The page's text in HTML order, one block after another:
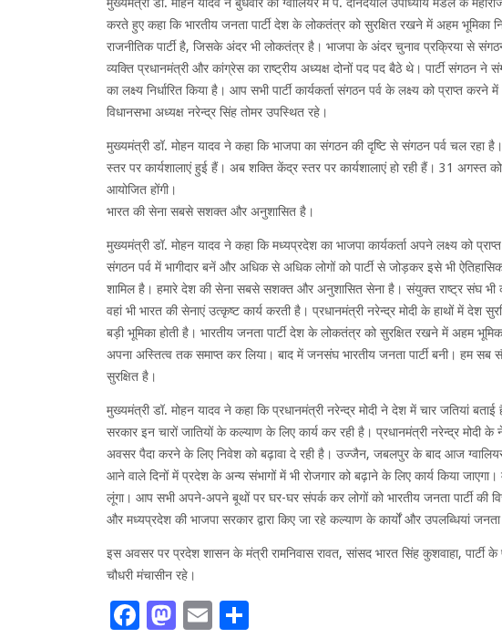
करते हुए कहा कि भारतीय जनता पार्टी देश के लोकतंत्र को सुरक्षित रखने में अहम भूमिका
राजनीतिक पार्टी है, जिसके अंदर भी लोकतंत्र है। भाजपा के अंदर चुनाव प्रक्रिया से
व्यक्ति प्रधानमंत्री और कांग्रेस का राष्ट्रीय अध्यक्ष दोनों पद पद बैठे थे। पार्टी
का लक्ष्य निर्धारित किया है। आप सभी पार्टी कार्यकर्ता संगठन पर्व के लक्ष्य को प्राप्त
विधानसभा अध्यक्ष नरेन्द्र सिंह तोमर उपस्थित रहे।
मुख्यमंत्री डॉ. मोहन यादव ने कहा कि भाजपा का संगठन की दृष्टि से संगठन पर्व चल रहा
स्तर पर कार्यशालाएं हुई हैं। अब शक्ति केंद्र स्तर पर कार्यशालाएं हो रही हैं। 31 अगस्त
आयोजित होंगी।
भारत की सेना सबसे सशक्त और अनुशासित है।
मुख्यमंत्री डॉ. मोहन यादव ने कहा कि मध्यप्रदेश का भाजपा कार्यकर्ता अपने लक्ष्य को
संगठन पर्व में भागीदार बनें और अधिक से अधिक लोगों को पार्टी से जोड़कर इसे भी
शामिल है। हमारे देश की सेना सबसे सशक्त और अनुशासित सेना है। संयुक्त राष्ट्र संघ भी
वहां भी भारत की सेनाएं उत्कृष्ट कार्य करती है। प्रधानमंत्री नरेन्द्र मोदी के हाथों में
बड़ी भूमिका होती है। भारतीय जनता पार्टी देश के लोकतंत्र को सुरक्षित रखने में अहम
अपना अस्तित्व तक समाप्त कर लिया। बाद में जनसंघ भारतीय जनता पार्टी बनी। हम सब
सुरक्षित है।
मुख्यमंत्री डॉ. मोहन यादव ने कहा कि प्रधानमंत्री नरेन्द्र मोदी ने देश में चार जतियां
सरकार इन चारों जातियों के कल्याण के लिए कार्य कर रही है। प्रधानमंत्री नरेन्द्र
अवसर पैदा करने के लिए निवेश को बढ़ावा दे रही है। उज्जैन, जबलपुर के बाद आज
आने वाले दिनों में प्रदेश के अन्य संभागों में भी रोजगार को बढ़ाने के लिए कार्य किया
लूंगा। आप सभी अपने-अपने बूथों पर घर-घर संपर्क कर लोगों को भारतीय जनता पार्टी की
और मध्यप्रदेश की भाजपा सरकार द्वारा किए जा रहे कल्याण के कार्यों और उपलब्धियां
इस अवसर पर प्रदेश शासन के मंत्री रामनिवास रावत, सांसद भारत सिंह कुशवाहा, पार्टी
चौधरी मंचासीन रहे।
Facebook
Mastodon
Email